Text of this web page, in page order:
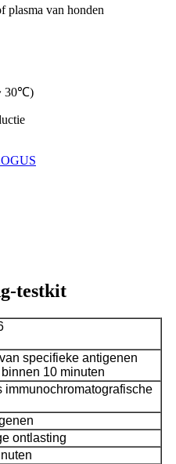
plasma van honden
30℃)
testkit
specifieke antigenen
10 minuten
immunochromatografische
ontlasting